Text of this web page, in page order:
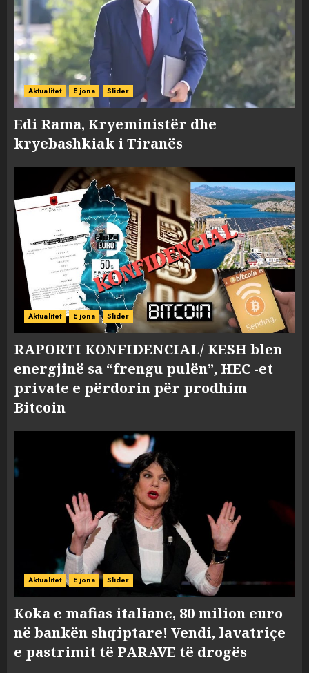
Aktualitet E jona Slider
Edi Rama, Kryeministër dhe
kryebashkiak i Tiranës
Aktualitet E jona Slider
RAPORTI KONFIDENCIAL/ KESH blen
energjinë sa “frengu pulën”, HEC -et
private e përdorin për prodhim
Bitcoin
Aktualitet E jona Slider
Koka e mafias italiane, 80 milion euro
në bankën shqiptare! Vendi, lavatriçe
e pastrimit të PARAVE të drogës